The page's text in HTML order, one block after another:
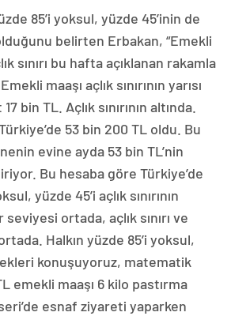
85’i yoksul, yüzde 45’inin de
olduğunu belirten Erbakan, “Emekli
sınırı bu hafta açıklanan rakamla
maaşı açlık sınırının yarısı
bin TL. Açlık sınırının altında.
53 bin 200 TL oldu. Bu
evine ayda 53 bin TL’nin
Bu hesaba göre Türkiye’de
yüzde 45’i açlık sınırının
ortada, açlık sınırı ve
Halkın yüzde 85’i yoksul,
konuşuyoruz, matematik
emekli maaşı 6 kilo pastırma
esnaf ziyareti yaparken